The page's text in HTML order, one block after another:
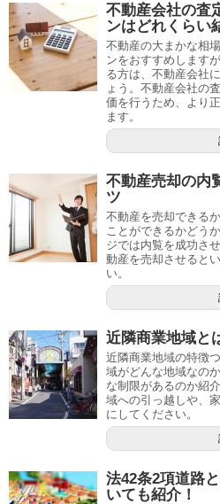
不動産会社の査
ンはどれくらい
不動産の大まかな相
ンをおすすめします
る方は、不動産会社
ょう。不動産会社の
価を行うため、より
ます。
不動産売却の内
ツ
不動産を売却できる
ことができるかどう
ジでは内覧を成功さ
動産を売却させると
い。
近隣商業地域と
近隣商業地域の特徴
域がどんな地域なの
な制限があるのか紹
域への引っ越しや、
にしてください。
法42条2項道路
いても紹介！